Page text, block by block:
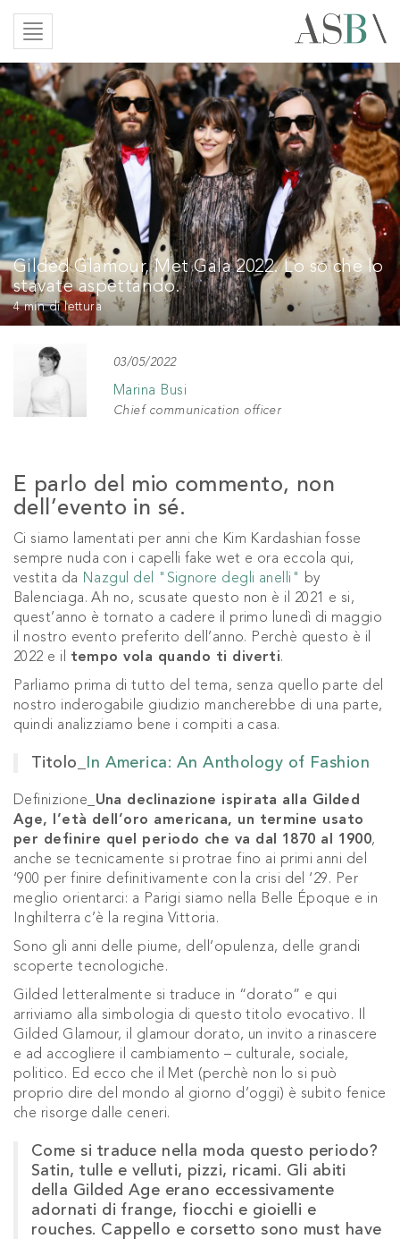
Gilded Glamour, Met Gala 2022. Lo so che lo
stavate aspettando.
4 mindi lettura
03/05/2022
Marina Busi
Chief communication officer
E parlo del mio commento, non
dell’evento in sé.
Ci siamo lamentati per anni che Kim Kardashian fosse
sempre nuda con i capelli fake wet e ora eccola qui,
vestita da Nazgul del "Signore degli anelli"
by
Balenciaga. Ah no, scusate questo non è il 2021 e si,
quest’anno è tornato a cadere il primo lunedì di maggio
il nostro evento preferito dell’anno. Perchè questo è il
2022 e il tempo vola quando ti diverti.
Parliamo prima di tutto del tema, senza quello parte del
nostro inderogabile giudizio mancherebbe di una parte,
quindi analizziamo bene i compiti a casa.
Titolo_ In America: An Anthology of Fashion
Definizione_ Una declinazione ispirata alla Gilded
Age, l’età dell’oro americana, un termine usato
per definire quel periodo che va dal 1870 al 1900,
anche se tecnicamente si protrae fino ai primi anni del
‘900 per finire definitivamente con la crisi del ‘29. Per
meglio orientarci: a Parigi siamo nella Belle Époque e in
Inghilterra c’è la regina Vittoria.
Sono gli anni delle piume, dell’opulenza, delle grandi
scoperte tecnologiche.
Gilded letteralmente si traduce in “dorato” e qui
arriviamo alla simbologia di questo titolo evocativo. Il
Gilded Glamour, il glamour dorato, un invito a rinascere
e ad accogliere il cambiamento – culturale, sociale,
politico. Ed ecco che il Met (perchè non lo si può
proprio dire del mondo al giorno d’oggi) è subito fenice
che risorge dalle ceneri.
Come si traduce nella moda questo periodo?
Satin, tulle e velluti, pizzi, ricami. Gli abiti
della Gilded Age erano eccessivamente
adornati di frange, fiocchi e gioielli e
rouches. Cappello e corsetto sono must have